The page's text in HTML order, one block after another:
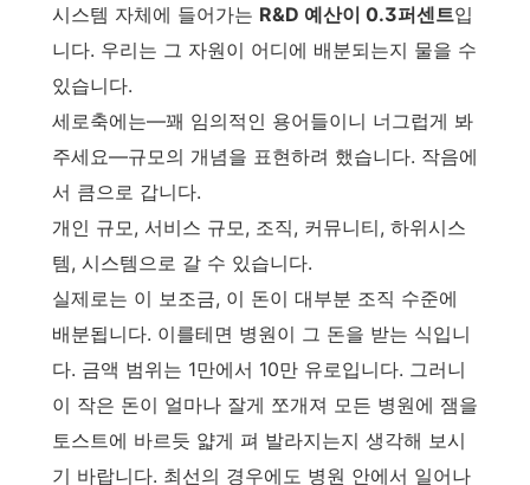
시스템 자체에 들어가는 R&D 예산이 0.3퍼센트입
니다. 우리는 그 자원이 어디에 배분되는지 물을 수
있습니다.
세로축에는—꽤 임의적인 용어들이니 너그럽게 봐
주세요—규모의 개념을 표현하려 했습니다. 작음에
서 큼으로 갑니다.
개인 규모, 서비스 규모, 조직, 커뮤니티, 하위시스
템, 시스템으로 갈 수 있습니다.
실제로는 이 보조금, 이 돈이 대부분 조직 수준에
배분됩니다. 이를테면 병원이 그 돈을 받는 식입니
다. 금액 범위는 1만에서 10만 유로입니다. 그러니
이 작은 돈이 얼마나 잘게 쪼개져 모든 병원에 잼을
토스트에 바르듯 얇게 펴 발라지는지 생각해 보시
기 바랍니다. 최선의 경우에도 병원 안에서 일어나